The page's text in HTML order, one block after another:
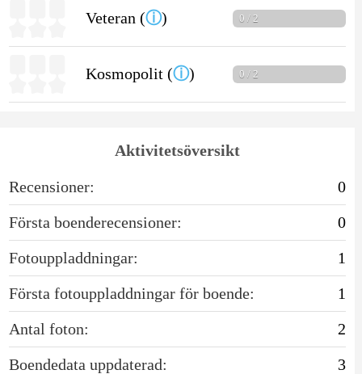
Veteran (ⓘ) 0 / 2
Kosmopolit (ⓘ) 0 / 2
Aktivitetsöversikt
Recensioner:
0
Första boenderecensioner:
0
Fotouppladdningar:
1
Första fotouppladdningar för boende:
1
Antal foton:
2
Boendedata uppdaterad:
3